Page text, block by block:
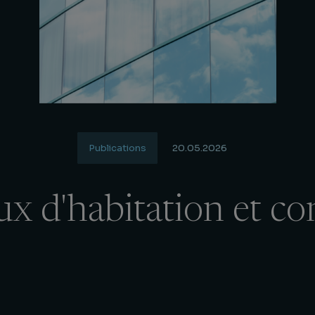
Publications 20.05.2026
d'habitation et